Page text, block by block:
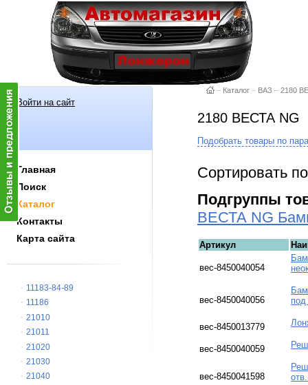
Войти на сайт
Главная
Поиск
Каталог
Контакты
Карта сайта
11183-84-89
11186
21010
21011
21020
21030
21040
– Каталог – ВАЗ – 2180
2180 ВЕСТА NG
Подобрать товары по
Сортировать
Подгруппы
ВЕСТА NG
Артикул
вес-8450040054
вес-8450040056
под
вес-8450013779
вес-8450040059
вес-8450041598